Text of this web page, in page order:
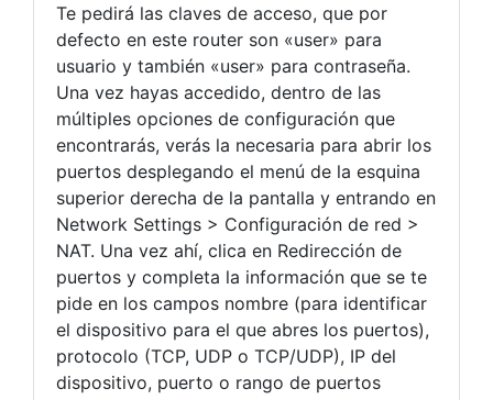
Te pedirá las claves de acceso, que por
defecto en este router son «user» para
usuario y también «user» para contraseña.
Una vez hayas accedido, dentro de las
múltiples opciones de configuración que
encontrarás, verás la necesaria para abrir los
puertos desplegando el menú de la esquina
superior derecha de la pantalla y entrando en
Network Settings > Configuración de red >
NAT. Una vez ahí, clica en Redirección de
puertos y completa la información que se te
pide en los campos nombre (para identificar
el dispositivo para el que abres los puertos),
protocolo (TCP, UDP o TCP/UDP), IP del
dispositivo, puerto o rango de puertos